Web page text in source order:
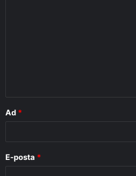
Ad *
E-posta *